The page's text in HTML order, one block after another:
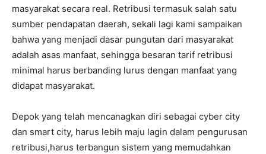
masyarakat secara real. Retribusi termasuk salah satu
sumber pendapatan daerah, sekali lagi kami sampaikan
bahwa yang menjadi dasar pungutan dari masyarakat
adalah asas manfaat, sehingga besaran tarif retribusi
minimal harus berbanding lurus dengan manfaat yang
didapat masyarakat.
Depok yang telah mencanagkan diri sebagai cyber city
dan smart city, harus lebih maju lagin dalam pengurusan
retribusi,harus terbangun sistem yang memudahkan